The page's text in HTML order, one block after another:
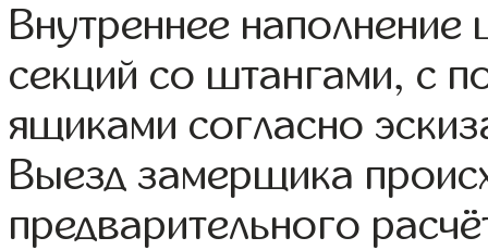
Внутреннее
секций со штангами, с
ящиками согласно
Выезд замерщика
предварительного